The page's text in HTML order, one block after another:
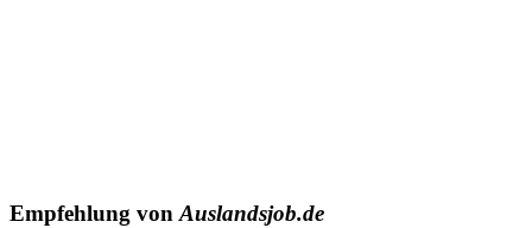
Empfehlung von Auslandsjob.de